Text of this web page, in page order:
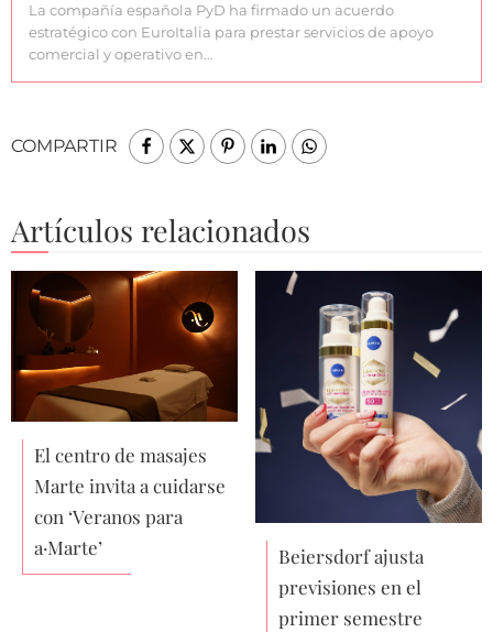
La compañía española PyD ha firmado un acuerdo
estratégico con EuroItalia para prestar servicios de apoyo
comercial y operativo en…
COMPARTIR
Artículos relacionados
El centro de masajes
Marte invita a cuidarse
con ‘Veranos para
a·Marte’
Beiersdorf ajusta
previsiones en el
primer semestre